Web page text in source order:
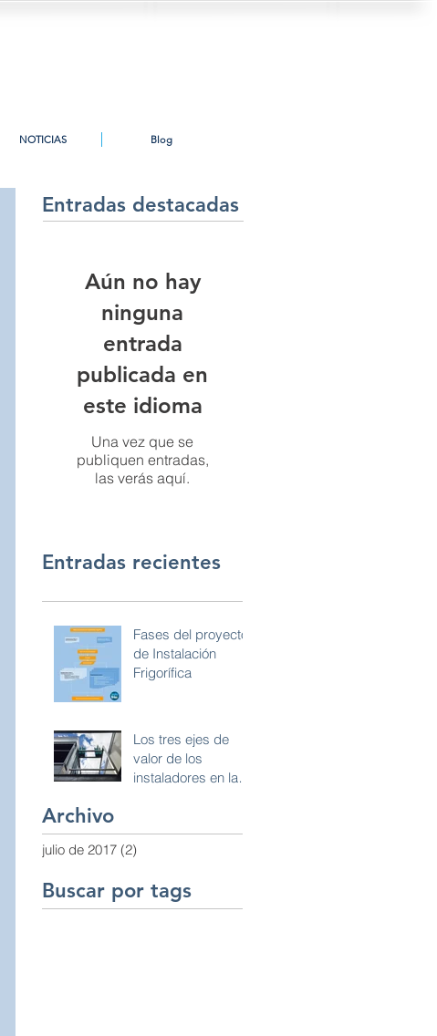
NOTICIAS Blog
Entradas destacadas
Aún no hay
ninguna
entrada
publicada en
este idioma
Una vez que se
publiquen entradas,
las verás aquí.
Entradas recientes
Fases del proyecto
de Instalación
Frigorífica
Los tres ejes de
valor de los
instaladores en la
y mantenimi
Archivo
julio de 2017 (2)
Buscar por tags